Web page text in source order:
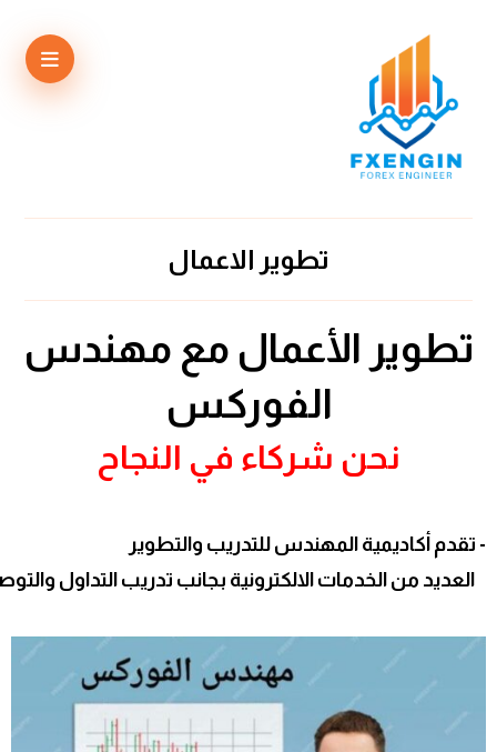
تطوير الاعمال
تطوير الأعمال مع مهندس
الفوركس
نحن شركاء في النجاح
- تقدم أكاديمية المهندس للتدريب والتطوير
العديد من الخدمات الالكترونية بجانب تدريب التداول